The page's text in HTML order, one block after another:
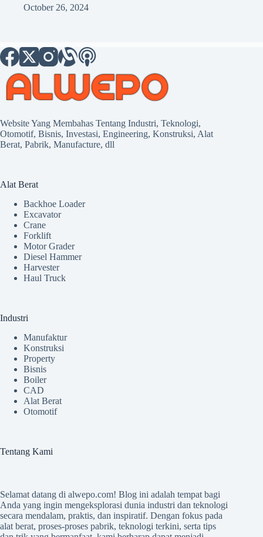
October 26, 2024
Website Yang Membahas Tentang Industri, Teknologi,
Otomotif, Bisnis, Investasi, Engineering, Konstruksi, Alat
Berat, Pabrik, Manufacture, dll
Alat Berat
Backhoe Loader
Excavator
Crane
Forklift
Motor Grader
Diesel Hammer
Harvester
Haul Truck
Industri
Manufaktur
Konstruksi
Property
Bisnis
Boiler
CAD
Alat Berat
Otomotif
Tentang Kami
Selamat datang di alwepo.com! Blog ini adalah tempat bagi
Anda yang ingin mengeksplorasi dunia industri dan teknologi
secara mendalam, praktis, dan inspiratif. Dengan fokus pada
alat berat, proses-proses pabrik, teknologi terkini, serta tips